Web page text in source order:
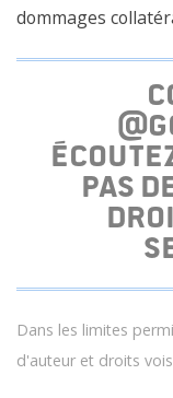
dommages
pas
Dans les limites
d'auteur et droits